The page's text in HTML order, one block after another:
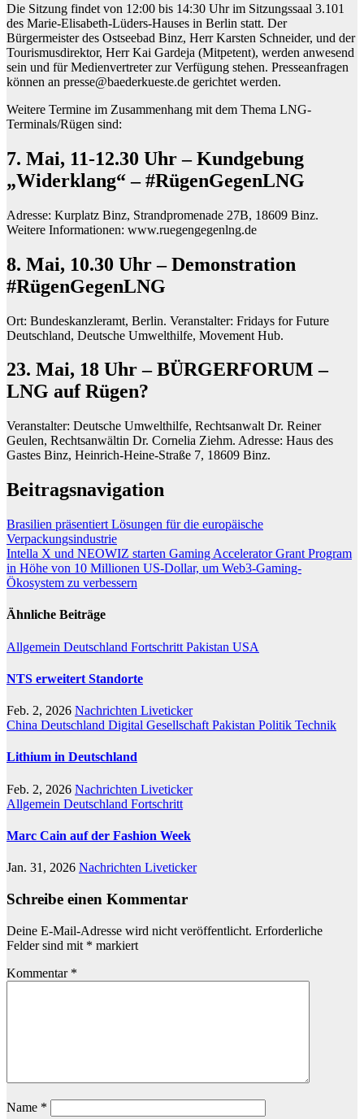
Die Sitzung findet von 12:00 bis 14:30 Uhr im Sitzungssaal 3.101
des Marie-Elisabeth-Lüders-Hauses in Berlin statt. Der
Bürgermeister des Ostseebad Binz, Herr Karsten Schneider, und der
Tourismusdirektor, Herr Kai Gardeja (Mitpetent), werden anwesend
sein und für Medienvertreter zur Verfügung stehen. Presseanfragen
können an presse@baederkueste.de gerichtet werden.
Weitere Termine im Zusammenhang mit dem Thema LNG-
Terminals/Rügen sind:
7. Mai, 11-12.30 Uhr – Kundgebung
„Widerklang“ – #RügenGegenLNG
Adresse: Kurplatz Binz, Strandpromenade 27B, 18609 Binz.
Weitere Informationen: www.ruegengegenlng.de
8. Mai, 10.30 Uhr – Demonstration
#RügenGegenLNG
Ort: Bundeskanzleramt, Berlin. Veranstalter: Fridays for Future
Deutschland, Deutsche Umwelthilfe, Movement Hub.
23. Mai, 18 Uhr – BÜRGERFORUM –
LNG auf Rügen?
Veranstalter: Deutsche Umwelthilfe, Rechtsanwalt Dr. Reiner
Geulen, Rechtsanwältin Dr. Cornelia Ziehm. Adresse: Haus des
Gastes Binz, Heinrich-Heine-Straße 7, 18609 Binz.
Beitragsnavigation
Brasilien präsentiert Lösungen für die europäische
Verpackungsindustrie
Intella X und NEOWIZ starten Gaming Accelerator Grant Program
in Höhe von 10 Millionen US-Dollar, um Web3-Gaming-
Ökosystem zu verbessern
Ähnliche Beiträge
Allgemein Deutschland Fortschritt Pakistan USA
NTS erweitert Standorte
Feb. 2, 2026 Nachrichten Liveticker
China Deutschland Digital Gesellschaft Pakistan Politik Technik
Lithium in Deutschland
Feb. 2, 2026 Nachrichten Liveticker
Allgemein Deutschland Fortschritt
Marc Cain auf der Fashion Week
Jan. 31, 2026 Nachrichten Liveticker
Schreibe einen Kommentar
Deine E-Mail-Adresse wird nicht veröffentlicht. Erforderliche
Felder sind mit * markiert
Kommentar *
Name *